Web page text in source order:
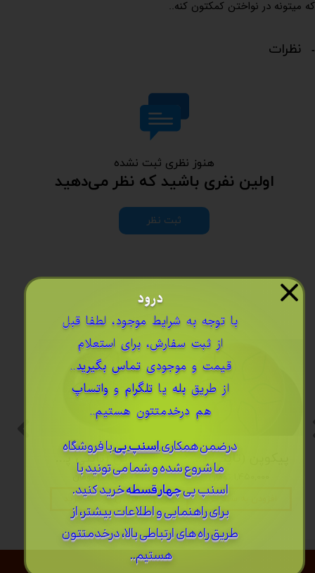
که میتونه در نواختن کمکتون کنه..
نظرات
هنوز نظری ثبت نشده
اولین نفری باشید که نظر می‌دهید
ثبت نظر
پیکوپن (تاینی پن) 6 نت برند دلکو
۱,۴۵۰,۰۰۰ تومان
افزودن به سبد خرید
پیکوپن (تاینی پن) 6 نت برند دلکو
افزودن به سبد خرید
درود
​با توجه به شرایط موجود، لطفا قبل
از ثبت سفارش، برای استعلام
قیمت و موجودی تماس بگیرید..
از طریق بله یا تلگرام و واتساپ
هم درخدمتتون هستیم..
درضمن ​همکاریاسنپ پیبا فروشگاه
ما شروع شده و شما می تونید با
اسنپ پیچهار قسطهخرید کنید.
برای راهنمایی و اطلاعات بیشتر، از
طریق راه های ارتباطی بالا، درخدمتتون
هستیم..